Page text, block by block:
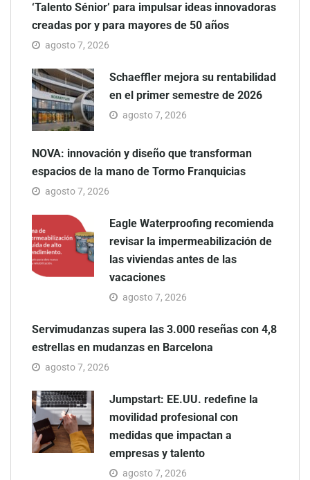
‘Talento Sénior’ para impulsar ideas innovadoras
creadas por y para mayores de 50 años
agosto 7, 2026
Schaeffler mejora su rentabilidad
en el primer semestre de 2026
agosto 7, 2026
NOVA: innovación y diseño que transforman
espacios de la mano de Tormo Franquicias
agosto 7, 2026
Eagle Waterproofing recomienda
revisar la impermeabilización de
las viviendas antes de las
vacaciones
agosto 7, 2026
Servimudanzas supera las 3.000 reseñas con 4,8
estrellas en mudanzas en Barcelona
agosto 7, 2026
Jumpstart: EE.UU. redefine la
movilidad profesional con
medidas que impactan a
empresas y talento
agosto 7, 2026